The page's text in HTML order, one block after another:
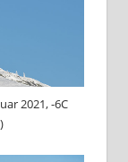
2021, -6C